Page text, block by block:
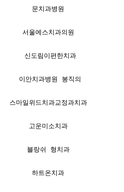
문치과병원
서울에스치과의원
신도림이편한치과
이안치과병원 봉직의
스마일위드치과교정과치과
고운미소치과
블랑쉬 형치과
하트온치과